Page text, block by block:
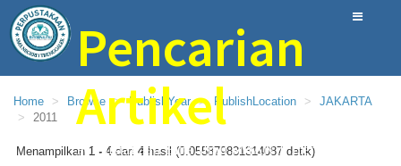
Pencarian
Artikel
Perpustakaan Bina Ilmu SMAN 1 Trenggalek
Home Browse PublishYear PublishLocation
JAKARTA
2011
Menampilkan 1 - 4dari 4 hasil (0.055879831314087 detik)